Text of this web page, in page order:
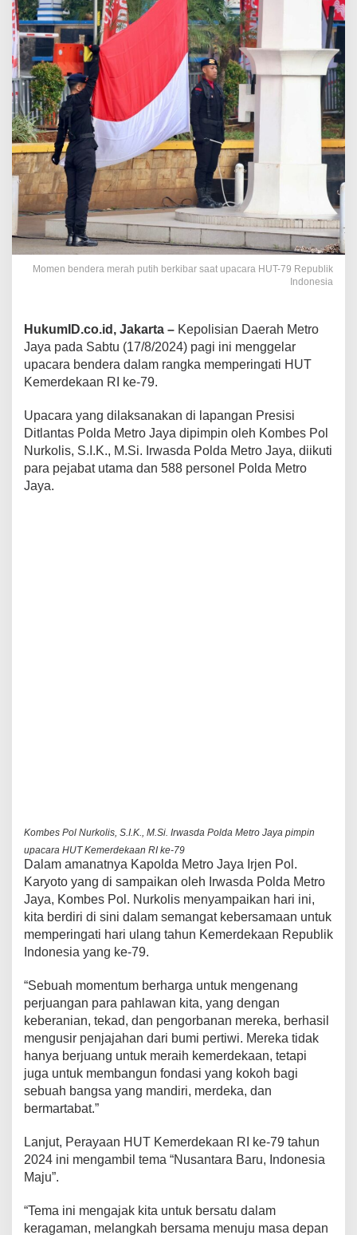
Momen bendera merah putih berkibar saat upacara HUT-79 Republik
Indonesia
HukumID.co.id, Jakarta – Kepolisian Daerah Metro
Jaya pada Sabtu (17/8/2024) pagi ini menggelar
upacara bendera dalam rangka memperingati HUT
Kemerdekaan RI ke-79.
Upacara yang dilaksanakan di lapangan Presisi
Ditlantas Polda Metro Jaya dipimpin oleh Kombes Pol
Nurkolis, S.I.K., M.Si. Irwasda Polda Metro Jaya, diikuti
para pejabat utama dan 588 personel Polda Metro
Jaya.
Kombes Pol Nurkolis, S.I.K., M.Si. Irwasda Polda Metro Jaya pimpin
upacara HUT Kemerdekaan RI ke-79
Dalam amanatnya Kapolda Metro Jaya Irjen Pol.
Karyoto yang di sampaikan oleh Irwasda Polda Metro
Jaya, Kombes Pol. Nurkolis menyampaikan hari ini,
kita berdiri di sini dalam semangat kebersamaan untuk
memperingati hari ulang tahun Kemerdekaan Republik
Indonesia yang ke-79.
“Sebuah momentum berharga untuk mengenang
perjuangan para pahlawan kita, yang dengan
keberanian, tekad, dan pengorbanan mereka, berhasil
mengusir penjajahan dari bumi pertiwi. Mereka tidak
hanya berjuang untuk meraih kemerdekaan, tetapi
juga untuk membangun fondasi yang kokoh bagi
sebuah bangsa yang mandiri, merdeka, dan
bermartabat.”
Lanjut, Perayaan HUT Kemerdekaan RI ke-79 tahun
2024 ini mengambil tema “Nusantara Baru, Indonesia
Maju”.
“Tema ini mengajak kita untuk bersatu dalam
keragaman, melangkah bersama menuju masa depan